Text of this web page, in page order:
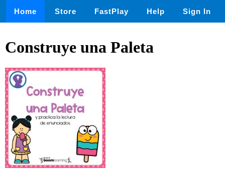
Home Store FastPlay Help Sign In
Construye una Paleta